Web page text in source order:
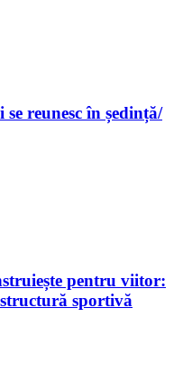
reunesc în ședință/
pentru viitor:
sportivă